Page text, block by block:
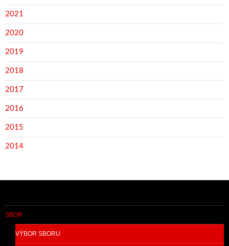
2021
2020
2019
2018
2017
2016
2015
2014
SBOR
VÝBOR SBORU